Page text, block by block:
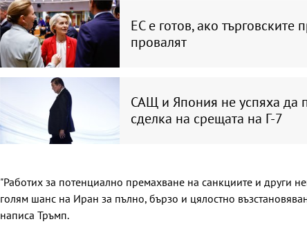
ЕС е готов, ако
провалят
САЩ и Япония не успяха да
сделка на срещата на Г-7
"Работих за потенциално премахване на санкциите и други
голям шанс на Иран за пълно, бързо и цялостно
написа Тръмп.